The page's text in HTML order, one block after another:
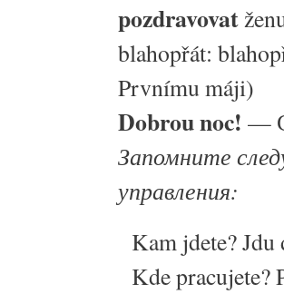
pozdravovat
blahopřát:
Prvnímu máji)
Dobrou noc! —
Запомните
управления:
Kam jdete?
Kde pracujete?